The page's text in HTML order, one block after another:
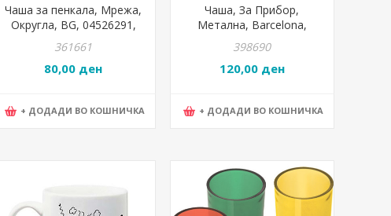
Чаша за пенкала, Мрежа,
Округла, BG, 04526291,
Црна
361661
80,00 ден
+ ДОДАДИ ВО КОШНИЧКА
Чаша, За Прибор,
Метална, Barcelona,
Statovac, Holdy, 306342
398690
120,00 ден
+ ДОДАДИ ВО КОШНИЧКА